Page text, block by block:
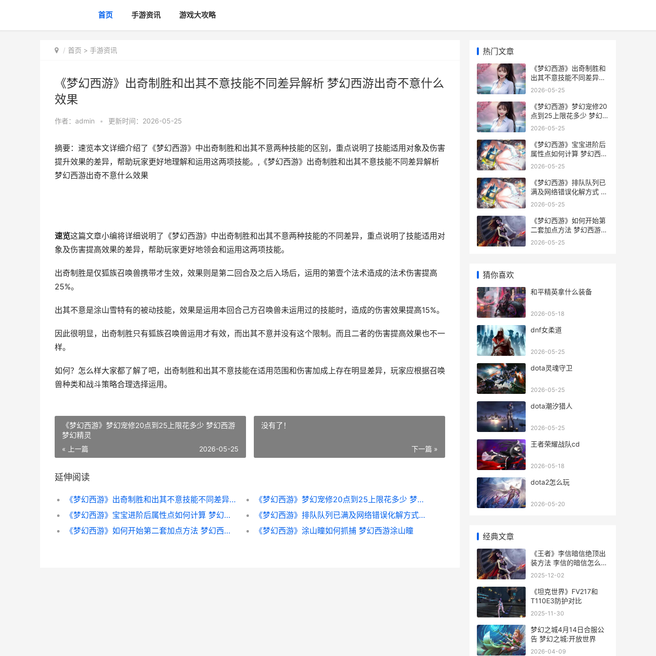
首页 手游资讯 游戏大攻略
首页 > 手游资讯
《梦幻西游》出奇制胜和出其不意技能不同差异解析 梦幻西游出奇不意什么
效果
作者： admin • 更新时间：2026-05-25
摘要：速览本文详细介绍了《梦幻西游》中出奇制胜和出其不意两种技能的区别，重点说明了技能适用对象及伤害
提升效果的差异，帮助玩家更好地理解和运用这两项技能。,《梦幻西游》出奇制胜和出其不意技能不同差异解析
梦幻西游出奇不意什么效果
速览这篇文章小编将详细说明了《梦幻西游》中出奇制胜和出其不意两种技能的不同差异，重点说明了技能适用对
象及伤害提高效果的差异，帮助玩家更好地领会和运用这两项技能。
出奇制胜是仅狐族召唤兽携带才生效，效果则是第二回合及之后入场后，运用的第壹个法术造成的法术伤害提高
25%。
出其不意是涂山雪特有的被动技能，效果是运用本回合己方召唤兽未运用过的技能时，造成的伤害效果提高15%。
因此很明显，出奇制胜只有狐族召唤兽运用才有效，而出其不意并没有这个限制。而且二者的伤害提高效果也不一
样。
如何？怎么样大家都了解了吧，出奇制胜和出其不意技能在适用范围和伤害加成上存在明显差异，玩家应根据召唤
兽种类和战斗策略合理选择运用。
《梦幻西游》梦幻宠修20点到25上限花多少 梦幻西游
梦幻精灵
« 上一篇 2026-05-25
没有了！
下一篇 »
延伸阅读
《梦幻西游》出奇制胜和出其不意技能不同差异解析 梦幻西游出奇不意什么效果
《梦幻西游》梦幻宠修20点到25上限花多少 梦幻西游梦幻精灵
《梦幻西游》宝宝进阶后属性点如何计算 梦幻西游宝宝图鉴
《梦幻西游》排队队列已满及网络错误化解方式 梦幻西游排队算点卡吗
《梦幻西游》如何开始第二套加点方法 梦幻西游如何搬砖赚钱提现
《梦幻西游》涂山瞳如何抓捕 梦幻西游涂山瞳
热门文章
《梦幻西游》出奇制胜和
出其不意技能不同差异解
析 梦幻西游出奇不意什么
2026-05-25
《梦幻西游》梦幻宠修20
点到25上限花多少 梦幻
西游梦幻精灵
2026-05-25
《梦幻西游》宝宝进阶后
属性点如何计算 梦幻西游
宝宝图鉴
2026-05-25
《梦幻西游》排队队列已
满及网络错误化解方式 梦
幻西游排队算点卡吗
2026-05-25
《梦幻西游》如何开始第
二套加点方法 梦幻西游如
何搬砖赚钱提现
2026-05-25
猜你喜欢
和平精英拿什么装备
2026-05-18
dnf女柔道
2026-05-25
dota灵魂守卫
2026-05-25
dota潮汐猎人
2026-05-25
王者荣耀战队cd
2026-05-18
dota2怎么玩
2026-05-20
经典文章
《王者》李信暗信绝顶出
装方法 李信的暗信怎么出
装
2025-12-02
《坦克世界》FV217和
T110E3防护对比
2025-11-30
梦幻之城4月14日合服公
告 梦幻之城:开放世界
2026-04-09